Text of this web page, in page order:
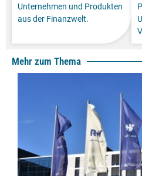
Unternehmen und Produkten
aus der Finanzwelt.
Mehr zum Thema